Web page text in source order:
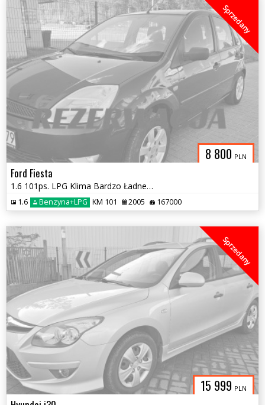
8 800 PLN
Sprzedany
Ford Fiesta
1.6 101ps. LPG Klima Bardzo Ładne Auto 2005rok
1.6 Benzyna+LPG KM 101 2005 167000
15 999 PLN
Sprzedany